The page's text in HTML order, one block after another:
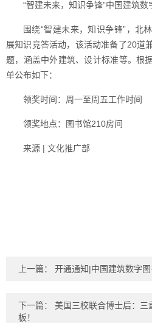
“智建未来，知识争锋”中国建筑数
围绕“智建未来，知识争锋”，北
展知识竞答活动，该活动准备了20道
题，涵盖中外建筑、设计标准等。根
单公布如下：
领奖时间：周一至周五工作时间
领奖地点：图书馆210房间
来源 | 文化推广部
上一篇： 开通通知|中国建筑数字
下一篇： 美国三校联合博士后：
板！